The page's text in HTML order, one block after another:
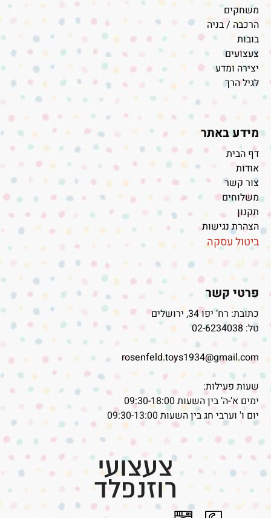
משחקים
הרכבה / בניה
בובות
צעצועים
יצירה ומדע
לגיל הרך
מידע באתר
דף הבית
אודות
צור קשר
משלוחים
תקנון
הצהרת נגישות
ביטול עסקה
פרטי קשר
כתובת: רח’ יפו 34, ירושלים
טל: 02-6234038
rosenfeld.toys1934@gmail.com
שעות פעילות:
ימים א’-ה’ בין השעות 09:30-18:00
יום ו' וערבי חג בין השעות 09:30-13:00